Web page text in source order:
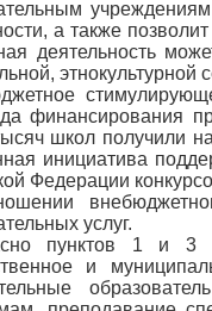
а также
деятельность
этнокультурной
финансирования
школ получили
инициатива
Федерации
услуг.
пунктов 1 и 3
и